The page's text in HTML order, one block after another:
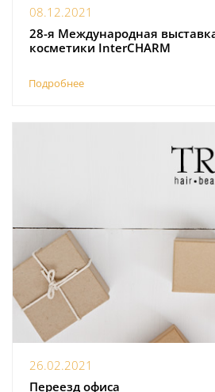
08.12.2021
28-я Международная
косметики InterCHARM
Подробнее
26.02.2021
Переезд офиса